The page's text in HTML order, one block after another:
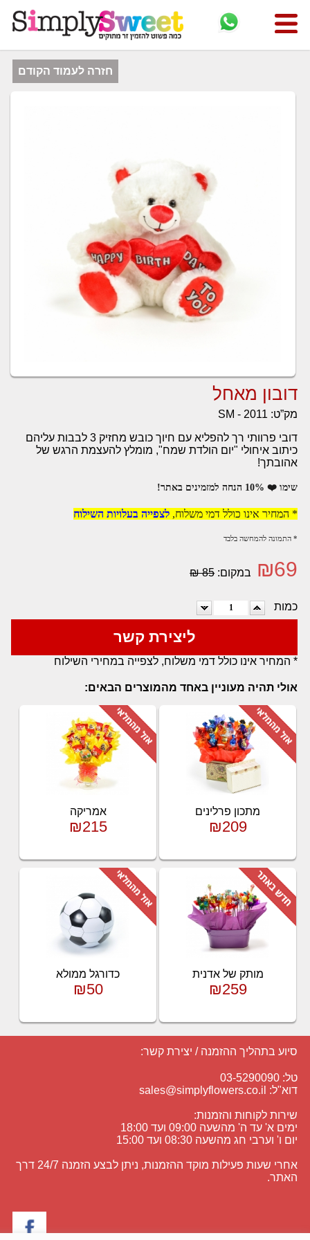
חזרה לעמוד הקודם
דובון מאחל
מק”ט: SM - 2011
דובי פרוותי רך להפליא עם חיוך כובש מחזיק 3 לבבות עליהם
כיתוב איחולי "יום הולדת שמח", מומלץ להעצמת הרגש של
אהובתך!
שימו ❤️ 10% הנחה למזמינים באתר!
* המחיר אינו כולל דמי משלוח, לצפייה בעלויות השילוח
* התמונה להמחשה בלבד
₪69 במקום: 85 ₪
כמות
ליצירת קשר
* המחיר אינו כולל דמי משלוח, לצפייה במחירי השילוח
אולי תהיה מעוניין באחד מהמוצרים הבאים:
מתכון פרלינים
₪209
אמריקה
₪215
מותק של אדנית
₪259
כדורגל ממולא
₪50
סיוע בתהליך ההזמנה / יצירת קשר:
טל: 03-5290090
דוא"ל: sales@simplyflowers.co.il
שירות לקוחות והזמנות:
ימים א' עד ה' מהשעה 09:00 ועד 18:00
יום ו' וערבי חג מהשעה 08:30 ועד 15:00
אחרי שעות פעילות מוקד ההזמנות, ניתן לבצע הזמנה 24/7 דרך
האתר.